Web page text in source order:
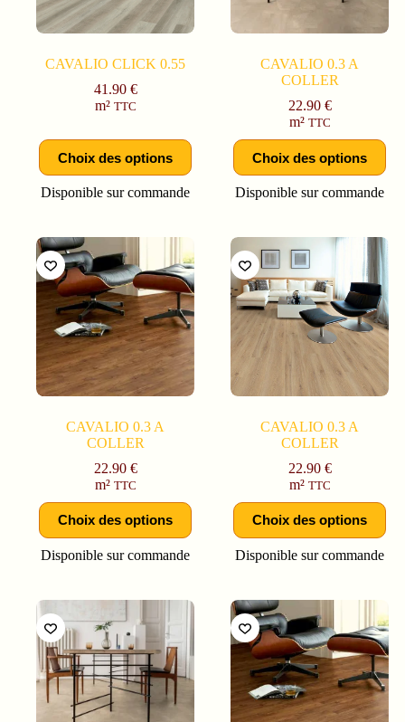
CAVALIO CLICK 0.55
41.90 €
m² TTC
Choix des options
Disponible sur commande
CAVALIO 0.3 A
COLLER
22.90 €
m² TTC
Choix des options
Disponible sur commande
CAVALIO 0.3 A
COLLER
22.90 €
m² TTC
Choix des options
Disponible sur commande
CAVALIO 0.3 A
COLLER
22.90 €
m² TTC
Choix des options
Disponible sur commande